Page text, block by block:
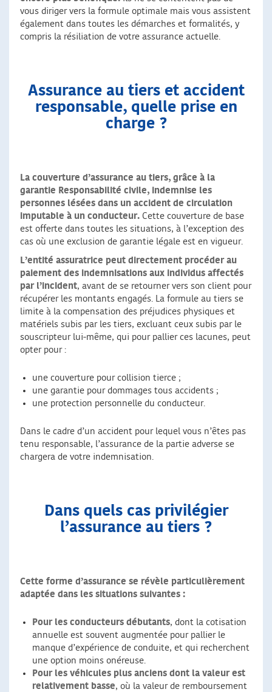
vous diriger vers la formule optimale mais vous assistent
également dans toutes les démarches et formalités, y
compris la résiliation de votre assurance actuelle.
Assurance au tiers et accident
responsable, quelle prise en
charge ?
La couverture d’assurance au tiers, grâce à la
garantie Responsabilité civile, indemnise les
personnes lésées dans un accident de circulation
imputable à un conducteur. Cette couverture de base
est offerte dans toutes les situations, à l’exception des
cas où une exclusion de garantie légale est en vigueur.
L’entité assuratrice peut directement procéder au
paiement des indemnisations aux individus affectés
par l’incident, avant de se retourner vers son client pour
récupérer les montants engagés. La formule au tiers se
limite à la compensation des préjudices physiques et
matériels subis par les tiers, excluant ceux subis par le
souscripteur lui-même, qui pour pallier ces lacunes, peut
opter pour :
une couverture pour collision tierce ;
une garantie pour dommages tous accidents ;
une protection personnelle du conducteur.
Dans le cadre d’un accident pour lequel vous n’êtes pas
tenu responsable, l’assurance de la partie adverse se
chargera de votre indemnisation.
Dans quels cas privilégier
l’assurance au tiers ?
Cette forme d’assurance se révèle particulièrement
adaptée dans les situations suivantes :
Pour les conducteurs débutants, dont la cotisation
annuelle est souvent augmentée pour pallier le
manque d’expérience de conduite, et qui recherchent
une option moins onéreuse.
Pour les véhicules plus anciens dont la valeur est
relativement basse, où la valeur de remboursement